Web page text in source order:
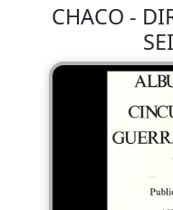
CHACO -